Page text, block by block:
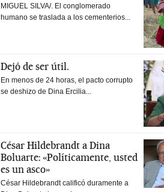
MIGUEL SILVA/. El conglomerado
humano se traslada a los cementerios...
Dejó de ser útil.
En menos de 24 horas, el pacto corrupto
se deshizo de Dina Ercilia...
César Hildebrandt a Dina
Boluarte: «Políticamente, usted
es un asco»
César Hildebrandt calificó duramente a